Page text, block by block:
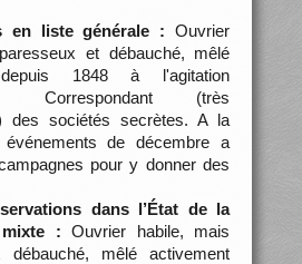
en liste générale : Ouvrier
et débauché, mêlé
1848 à l'agitation
Correspondant (très
des sociétés secrètes. A la
de décembre a
pour y donner des
dans l’État de la
: Ouvrier habile, mais
débauché, mêlé activement